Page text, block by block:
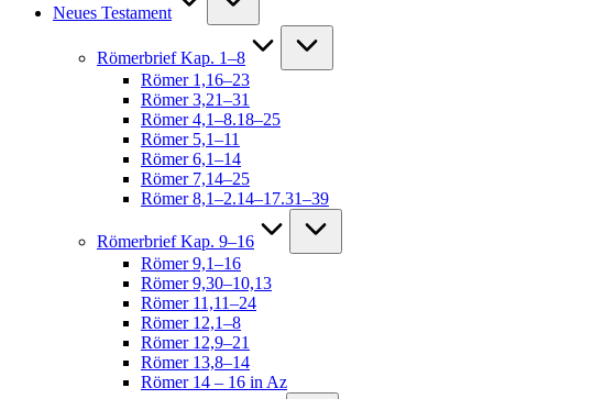
Neues Testament
Römerbrief Kap. 1–8
Römer 1,16–23
Römer 3,21–31
Römer 4,1–8.18–25
Römer 5,1–11
Römer 6,1–14
Römer 7,14–25
Römer 8,1–2.14–17.31–39
Römerbrief Kap. 9–16
Römer 9,1–16
Römer 9,30–10,13
Römer 11,11–24
Römer 12,1–8
Römer 12,9–21
Römer 13,8–14
Römer 14 – 16 in Az